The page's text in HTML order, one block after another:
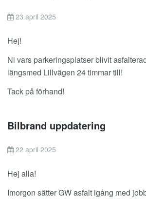
23 april 2025
Hej!
Ni vars parkeringsplatser blivit
längsmed Lillvägen 24 timmar till!
Tack på förhand!
Bilbrand uppdatering
22 april 2025
Hej alla!
Imorgon sätter GW asfalt igång med